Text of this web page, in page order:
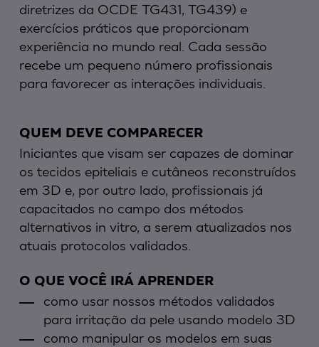
diretrizes da OCDE TG431, TG439) e
exercícios práticos que proporcionam
experiência no mundo real. Cada sessão
recebe um pequeno número profissionais
para favorecer as interações individuais.
QUEM DEVE COMPARECER
Iniciantes que visam ser capazes de dominar
os tecidos epiteliais e cutâneos reconstruídos
em 3D e, por outro lado, profissionais já
capacitados no campo dos métodos
alternativos in vitro, a serem atualizados nos
atuais protocolos validados.
O QUE VOCÊ IRÁ APRENDER
como usar nossos métodos validados
para irritação da pele usando modelo 3D
como manipular os modelos em suas